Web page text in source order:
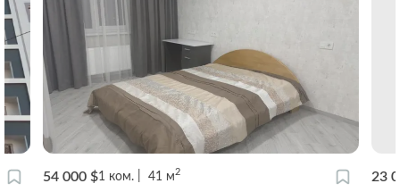
54 000 $1 ком. 41 м2
23